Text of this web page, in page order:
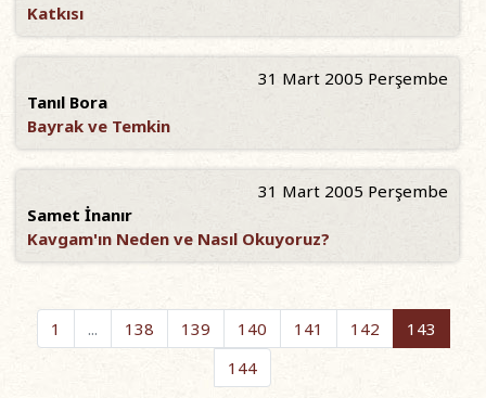
Katkısı
31 Mart 2005 Perşembe
Tanıl Bora
Bayrak ve Temkin
31 Mart 2005 Perşembe
Samet İnanır
Kavgam'ın Neden ve Nasıl Okuyoruz?
1 ... 138 139 140 141 142
143
144